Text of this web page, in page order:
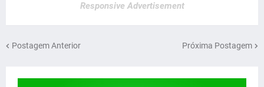
Responsive Advertisement
Postagem Anterior Próxima Postagem